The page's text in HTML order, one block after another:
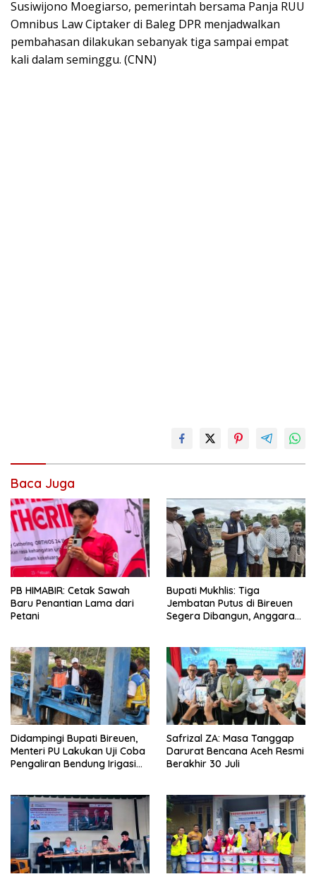
Susiwijono Moegiarso, pemerintah bersama Panja RUU
Omnibus Law Ciptaker di Baleg DPR menjadwalkan
pembahasan dilakukan sebanyak tiga sampai empat
kali dalam seminggu. (CNN)
Baca Juga
PB HIMABIR: Cetak Sawah
Baru Penantian Lama dari
Petani
Bupati Mukhlis: Tiga
Jembatan Putus di Bireuen
Segera Dibangun, Anggaran
Didampingi Bupati Bireuen,
Menteri PU Lakukan Uji Coba
Pengaliran Bendung Irigasi
Safrizal ZA: Masa Tanggap
Darurat Bencana Aceh Resmi
Berakhir 30 Juli